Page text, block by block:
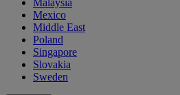
Mexico
Middle East
Poland
Singapore
Slovakia
Sweden